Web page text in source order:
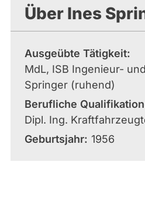
Über Ines
Ausgeübte Tätigkeit
MdL, ISB Ingenieur-
Springer (ruhend)
Berufliche Qualifikation
Dipl. Ing.
Geburtsjahr 1956